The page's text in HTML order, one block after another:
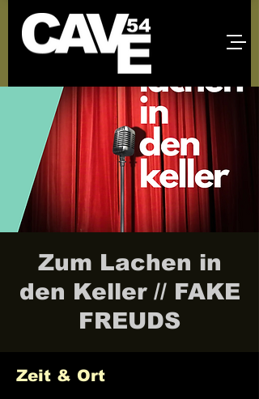
Zum Lachen in
den Keller // FAKE
FREUDS
Zeit & Ort